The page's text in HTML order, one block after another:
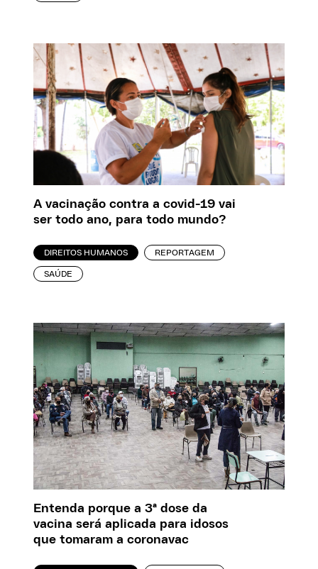
A vacinação contra a covid-19 vai
ser todo ano, para todo mundo?
DIREITOS HUMANOS REPORTAGEM
SAÚDE
Entenda porque a 3ª dose da
vacina será aplicada para idosos
que tomaram a coronavac